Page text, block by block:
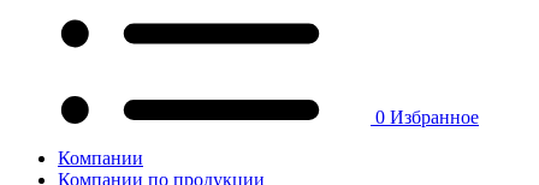
0 Избранное
Компании
Компании по продукции